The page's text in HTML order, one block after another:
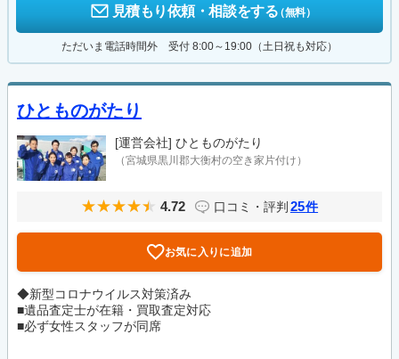
見積もり依頼・相談をする（無料）
ただいま電話時間外 受付 8:00～19:00（土日祝も対応）
ひとものがたり
[運営会社] ひとものがたり
（宮城県黒川郡大衡村の空き家片付け）
4.72 口コミ・評判 25件
お気に入りに追加
◆新型コロナウイルス対策済み
■遺品査定士が在籍・買取査定対応
■必ず女性スタッフが同席